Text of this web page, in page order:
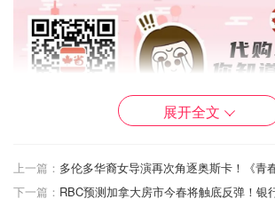
展开全文
上一篇：
下一篇：